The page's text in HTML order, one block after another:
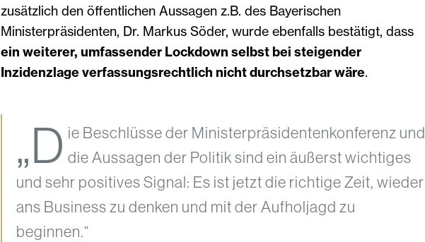
zusätzlich den öffentlichen Aussagen z.B. des Bayerischen
Ministerpräsidenten, Dr. Markus Söder, wurde ebenfalls bestätigt, dass
ein weiterer, umfassender Lockdown selbst bei steigender
Inzidenzlage verfassungsrechtlich nicht durchsetzbar wäre.
„D ie Beschlüsse der Ministerpräsidentenkonferenz und
die Aussagen der Politik sind ein äußerst wichtiges
und sehr positives Signal: Es ist jetzt die richtige Zeit, wieder
ans Business zu denken und mit der Aufholjagd zu
beginnen.“